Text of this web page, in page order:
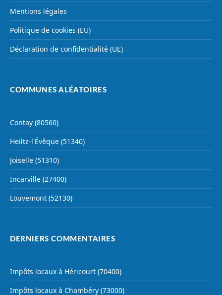
Mentions légales
Politique de cookies (EU)
Déclaration de confidentialité (UE)
COMMUNES ALÉATOIRES
Contay (80560)
Heiltz-l'Évêque (51340)
Joiselle (51310)
Incarville (27400)
Louvemont (52130)
DERNIERS COMMENTAIRES
Impôts locaux à Héricourt (70400)
Impôts locaux à Chambéry (73000)